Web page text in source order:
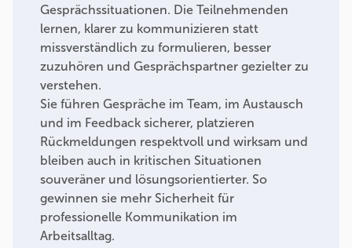
Gesprächssituationen. Die Teilnehmenden
lernen, klarer zu kommunizieren statt
missverständlich zu formulieren, besser
zuzuhören und Gesprächspartner gezielter zu
verstehen.
Sie führen Gespräche im Team, im Austausch
und im Feedback sicherer, platzieren
Rückmeldungen respektvoll und wirksam und
bleiben auch in kritischen Situationen
souveräner und lösungsorientierter. So
gewinnen sie mehr Sicherheit für
professionelle Kommunikation im
Arbeitsalltag.